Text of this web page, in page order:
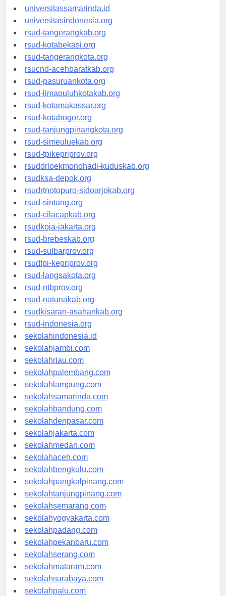
universitasjakarta.id
universitassamarinda.id
universitasindonesia.org
rsud-tangerangkab.org
rsud-kotabekasi.org
rsud-tangerangkota.org
rsucnd-acehbaratkab.org
rsud-pasuruankota.org
rsud-limapuluhkotakab.org
rsud-kotamakassar.org
rsud-kotabogor.org
rsud-tanjungpinangkota.org
rsud-simeuluekab.org
rsud-tpikepriprov.org
rsuddrloekmonohadi-kuduskab.org
rsudksa-depok.org
rsudrtnotopuro-sidoarjokab.org
rsud-sintang.org
rsud-cilacapkab.org
rsudkoja-jakarta.org
rsud-brebeskab.org
rsud-sulbarprov.org
rsudtpi-kepriprov.org
rsud-langsakota.org
rsud-ntbprov.org
rsud-natunakab.org
rsudkisaran-asahankab.org
rsud-indonesia.org
sekolahindonesia.id
sekolahjambi.com
sekolahriau.com
sekolahpalembang.com
sekolahlampung.com
sekolahsamarinda.com
sekolahbandung.com
sekolahdenpasar.com
sekolahjakarta.com
sekolahmedan.com
sekolahaceh.com
sekolahbengkulu.com
sekolahpangkalpinang.com
sekolahtanjungpinang.com
sekolahsemarang.com
sekolahyogyakarta.com
sekolahpadang.com
sekolahpekanbaru.com
sekolahserang.com
sekolahmataram.com
sekolahsurabaya.com